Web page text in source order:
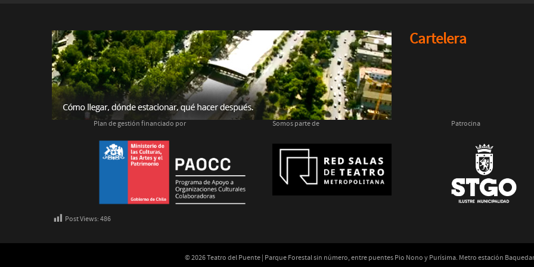
Cartelera
Plan de gestión financiado por Somos parte de Patrocina
Post Views:486
© 2026 Teatro del Puente | Parque Forestal sin número, entre puentes Pio Nono y Purísima. Metro estación